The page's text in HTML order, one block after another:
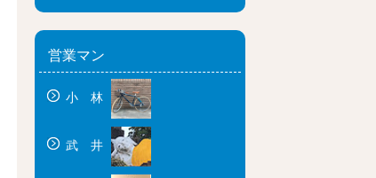
営業マン
小 林
武 井